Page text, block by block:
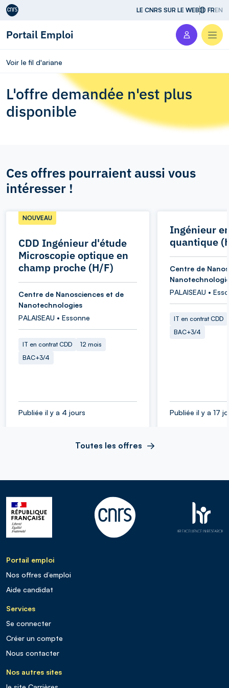
Aller au contenu LE CNRS SUR LE WEB FREN
Portail Emploi
Voir le fil d'ariane
L'offre demandée n'est plus
disponible
Ces offres pourraient aussi vous
intéresser !
CDD Ingénieur d'étude
Microscopie optique en
champ proche (H/F)
NOUVEAU
Centre de Nanosciences et de
Nanotechnologies
PALAISEAU • Essonne
IT en contrat CDD
12 mois
BAC+3/4
Publiée il y a 4 jours
Ingénieur
quantique
Centre de
PALAISEAU •
IT en contrat CDD
BAC+3/4
Publiée il y a 17
Toutes les offres
Portail emploi
Nos offres d’emploi
Aide candidat
Services
Se connecter
Créer un compte
Nous contacter
Nos autres sites